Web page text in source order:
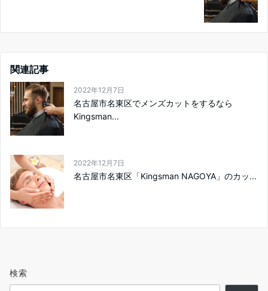
関連記事
2022年12月7日
名古屋市名東区でメンズカットをするなら
Kingsman...
2022年12月7日
名古屋市名東区「Kingsman NAGOYA」のカッ...
検索